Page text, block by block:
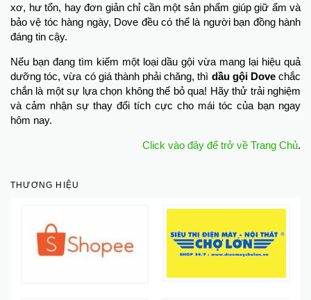
xơ, hư tổn, hay đơn giản chỉ cần một sản phẩm giúp giữ ẩm và
bảo vệ tóc hàng ngày, Dove đều có thể là người bạn đồng hành
đáng tin cậy.
Nếu bạn đang tìm kiếm một loại dầu gội vừa mang lại hiệu quả
dưỡng tóc, vừa có giá thành phải chăng, thì dầu gội Dovechắc
chắn là một sự lựa chọn không thể bỏ qua! Hãy thử trải nghiệm
và cảm nhận sự thay đổi tích cực cho mái tóc của bạn ngay
hôm nay.
Click vào đây để trở về Trang Chủ.
THƯƠNG HIỆU